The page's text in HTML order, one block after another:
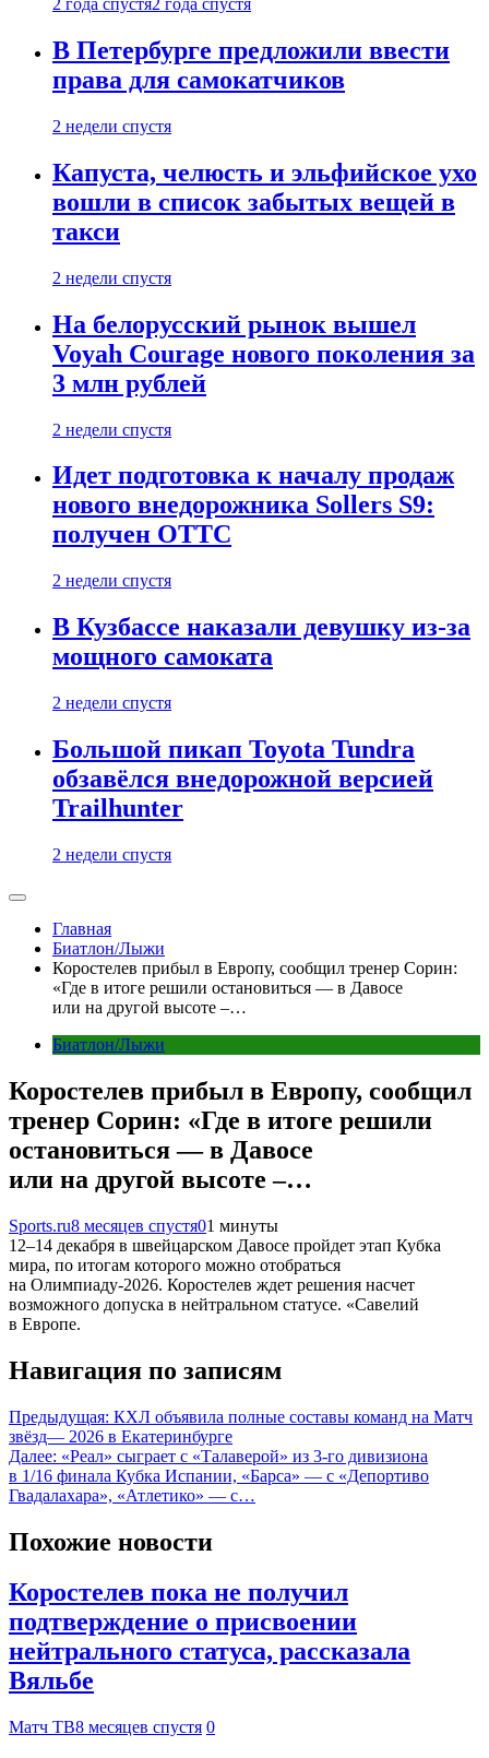
2 года спустя2 года спустя
В Петербурге предложили ввести
права для самокатчиков
2 недели спустя
Капуста, челюсть и эльфийское ухо
вошли в список забытых вещей в
такси
2 недели спустя
На белорусский рынок вышел
Voyah Courage нового поколения за
3 млн рублей
2 недели спустя
Идет подготовка к началу продаж
нового внедорожника Sollers S9:
получен ОТТС
2 недели спустя
В Кузбассе наказали девушку из-за
мощного самоката
2 недели спустя
Большой пикап Toyota Tundra
обзавёлся внедорожной версией
Trailhunter
2 недели спустя
Главная
Биатлон/Лыжи
Коростелев прибыл в Европу, сообщил тренер Сорин:
«Где в итоге решили остановиться — в Давосе
или на другой высоте –…
Биатлон/Лыжи
Коростелев прибыл в Европу, сообщил
тренер Сорин: «Где в итоге решили
остановиться — в Давосе
или на другой высоте –…
Sports.ru8 месяцев спустя01 минуты
12–14 декабря в швейцарском Давосе пройдет этап Кубка
мира, по итогам которого можно отобраться
на Олимпиаду-2026. Коростелев ждет решения насчет
возможного допуска в нейтральном статусе. «Савелий
в Европе.
Навигация по записям
Предыдущая: КХЛ объявила полные составы команд на Матч
звёзд— 2026 в Екатеринбурге
Далее: «Реал» сыграет с «Талаверой» из 3-го дивизиона
в 1/16 финала Кубка Испании, «Барса» — с «Депортиво
Гвадалахара», «Атлетико» — с…
Похожие новости
Коростелев пока не получил
подтверждение о присвоении
нейтрального статуса, рассказала
Вяльбе
Матч ТВ8 месяцев спустя 0